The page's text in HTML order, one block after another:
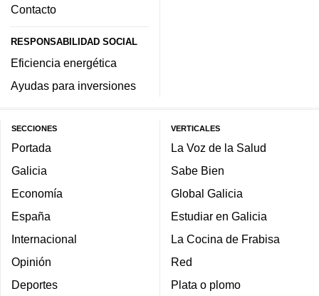
Contacto
RESPONSABILIDAD SOCIAL
Eficiencia energética
Ayudas para inversiones
SECCIONES
Portada
Galicia
Economía
España
Internacional
Opinión
Deportes
VERTICALES
La Voz de la Salud
Sabe Bien
Global Galicia
Estudiar en Galicia
La Cocina de Frabisa
Red
Plata o plomo